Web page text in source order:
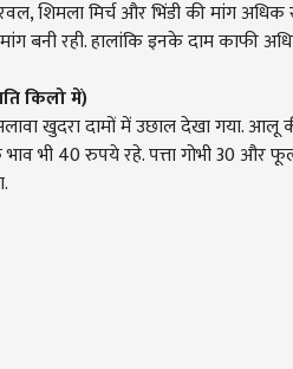
शिमला मिर्च और भिंडी की मांग अधिक
बनी रही. हालांकि इनके दाम काफी
किलो में)
खुदरा दामों में उछाल देखा गया.
भी 40 रुपये रहे. पत्ता गोभी 30 और